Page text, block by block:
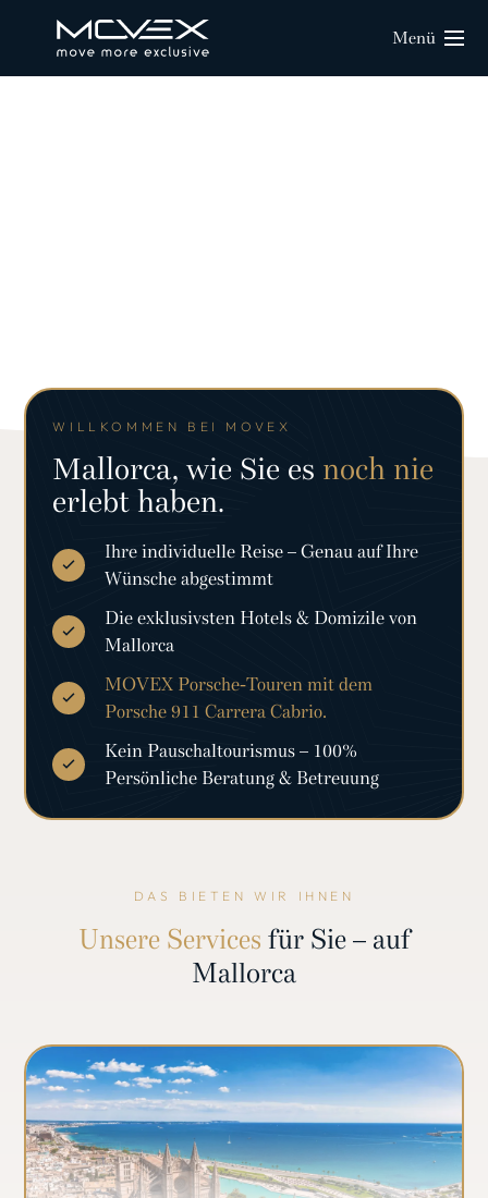
Menü
WILLKOMMEN BEI MOVEX
Mallorca, wie Sie es noch nie
erlebt haben.
Ihre individuelle Reise – Genau auf Ihre
Wünsche abgestimmt
Die exklusivsten Hotels & Domizile von
Mallorca
MOVEX Porsche-Touren mit dem
Porsche 911 Carrera Cabrio.
Kein Pauschaltourismus – 100%
Persönliche Beratung & Betreuung
DAS BIETEN WIR IHNEN
Unsere Services für Sie – auf
Mallorca